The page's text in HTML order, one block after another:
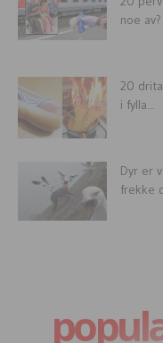
noe av?
20
i fylla...
Dyr er
frekke